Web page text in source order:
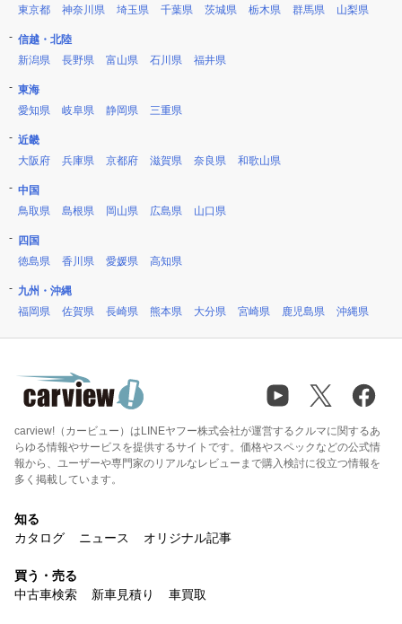
東京都
神奈川県 埼玉県 千葉県 茨城県 栃木県 群馬県 山梨県
信越・北陸
新潟県
長野県 富山県 石川県 福井県
東海
愛知県
岐阜県 静岡県 三重県
近畿
大阪府
兵庫県 京都府 滋賀県 奈良県 和歌山県
中国
鳥取県
島根県 岡山県 広島県 山口県
四国
徳島県
香川県 愛媛県 高知県
九州・沖縄
福岡県
佐賀県 長崎県 熊本県 大分県 宮崎県 鹿児島県 沖縄県
carview!（カービュー）はLINEヤフー株式会社が運営するクルマに関するあ
らゆる情報やサービスを提供するサイトです。価格やスペックなどの公式情
報から、ユーザーや専門家のリアルなレビューまで購入検討に役立つ情報を
多く掲載しています。
知る
カタログ
ニュース オリジナル記事
買う・売る
中古車検索
新車見積り 車買取